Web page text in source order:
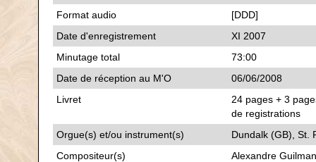
Format audio
[DDD]
Date d'enregistrement
XI 2007
Minutage total
73:00
Date de réception au M'O
06/06/2008
Livret
24 pages + 3
de registrations
Orgue(s) et/ou instrument(s)
Dundalk (GB), St.
Compositeur(s)
Alexandre